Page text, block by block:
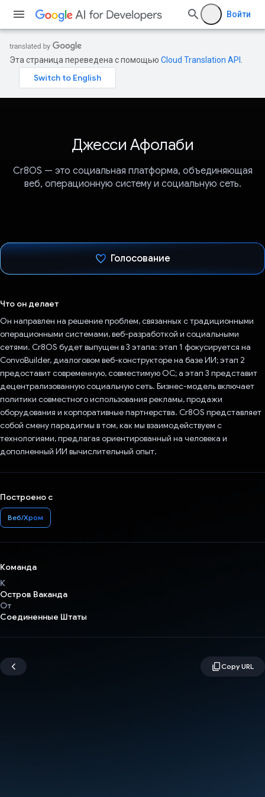
Войти
Эта страница переведена с помощью Cloud Translation API
Джесси Афолаби
Cr8OS — это социальная платформа, объединяющая
веб, операционную систему и социальную сеть.
Голосование
Что он делает
Он направлен на решение проблем, связанных с традиционными
операционными системами, веб-разработкой и социальными
сетями. Cr8OS будет выпущен в 3 этапа: этап 1 фокусируется на
ConvoBuilder, диалоговом веб-конструкторе на базе ИИ; этап 2
предоставит современную, совместимую ОС; а этап 3 представит
децентрализованную социальную сеть. Бизнес-модель включает
политики совместного использования рекламы, продажи
оборудования и корпоративные партнерства. Cr8OS представляет
собой смену парадигмы в том, как мы взаимодействуем с
технологиями, предлагая ориентированный на человека и
дополненный ИИ вычислительный опыт.
Построено с
Веб/Хром
Команда
К
Остров Ваканда
От
Соединенные Штаты